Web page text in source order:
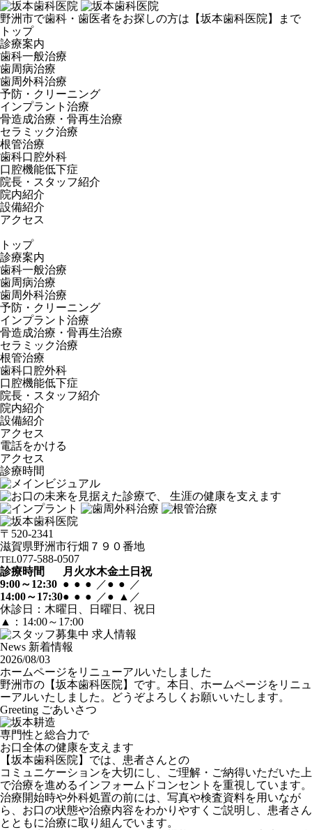
野洲市で歯科・歯医者をお探しの方は【坂本歯科医院】まで
トップ
診療案内
歯科一般治療
歯周病治療
歯周外科治療
予防・クリーニング
インプラント治療
骨造成治療・骨再生治療
セラミック治療
根管治療
歯科口腔外科
口腔機能低下症
院長・スタッフ紹介
院内紹介
設備紹介
アクセス
トップ
診療案内
歯科一般治療
歯周病治療
歯周外科治療
予防・クリーニング
インプラント治療
骨造成治療・骨再生治療
セラミック治療
根管治療
歯科口腔外科
口腔機能低下症
院長・スタッフ紹介
院内紹介
設備紹介
アクセス
電話をかける
アクセス
診療時間
〒520-2341
滋賀県野洲市行畑７９０番地
TEL077-588-0507
診療時間
月 火水木金土 日祝
9:00～12:30 ● ● ● ／● ● ／
14:00～17:30● ● ● ／● ▲ ／
休診日：木曜日、日曜日、祝日
▲：14:00～17:00
News 新着情報
2026/08/03
ホームページをリニューアルいたしました
野洲市の【坂本歯科医院】です。本日、ホームページをリニュ
ーアルいたしました。どうぞよろしくお願いいたします。
Greeting ごあいさつ
専門性と総合力で
お口全体の健康を支えます
【坂本歯科医院】では、患者さんとの
コミュニケーションを大切にし、ご理解・ご納得いただいた上
で治療を進めるインフォームドコンセントを重視しています。
治療開始時や外科処置の前には、写真や検査資料を用いなが
ら、お口の状態や治療内容をわかりやすくご説明し、患者さん
とともに治療に取り組んでいます。